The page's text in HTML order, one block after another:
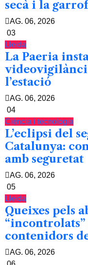
secà i la
AG. 06, 2026
03
Lleida
La Paeria
l’estació
AG. 06, 2026
04
Ciència i tecnologia
L’eclipsi del
Catalunya:
amb seguretat
AG. 06, 2026
05
Lleida
Queixes pels
“incontrolats”
contenidors
AG. 06, 2026